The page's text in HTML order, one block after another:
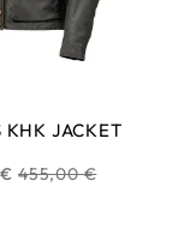
KHK JACKET
Prix
455,00 €